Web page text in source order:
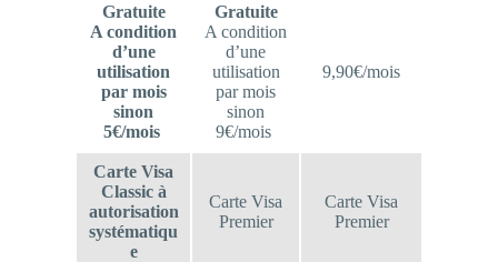
Gratuite
A condition
d’une
utilisation
par mois
sinon
5€/mois
Gratuite
A condition
d’une
utilisation
par mois
sinon
9€/mois
9,90€/mois
Carte Visa
Classic à
autorisation
systématiqu
e
Carte Visa
Premier
Carte Visa
Premier